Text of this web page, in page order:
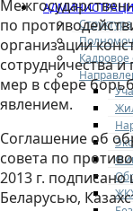
Структура
по
организации
сотрудничества
мер в сфере
явлением.
Соглашение об
совета по
2013 г.
Беларусью,